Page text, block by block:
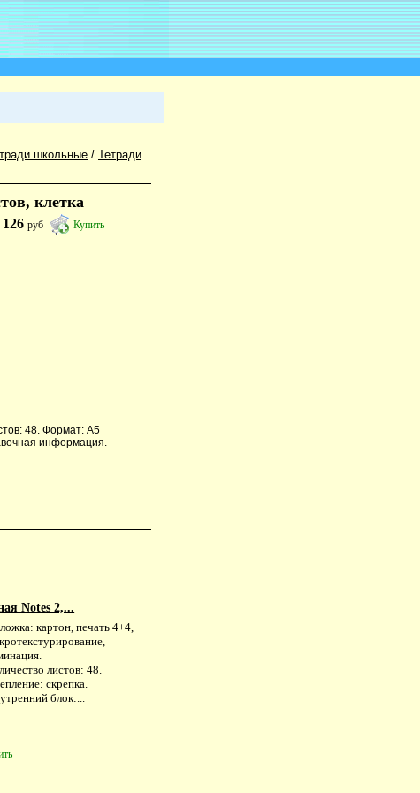
школьные / Тетради
клетка
126руб Купить
48. Формат: А5
информация.
Notes 2,...
картон, печать 4+4,
листов: 48.
скрепка.
блок:...